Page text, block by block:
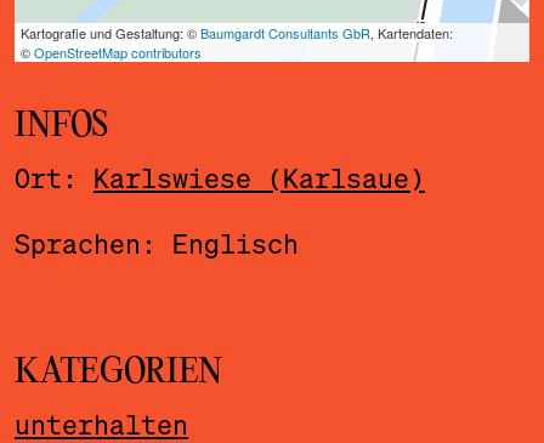
INFOS
Ort: Karlswiese (Karlsaue)
Sprachen: Englisch
KATEGORIEN
unterhalten